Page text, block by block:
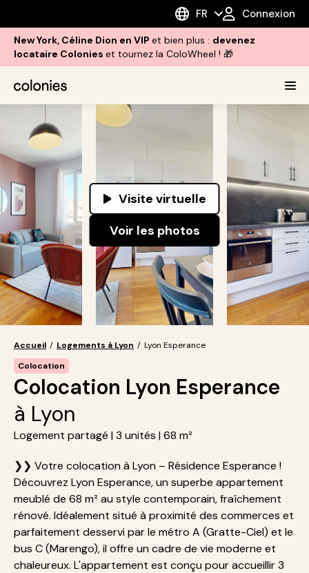
FR Connexion
New York, Céline Dion en VIP et bien plus : devenez
locataire Colonies et tournez la ColoWheel ! 🎁
Visite virtuelle
Voir les photos
Accueil / Logements à Lyon / Lyon Esperance
Colocation
Colocation Lyon Esperance
à Lyon
Logement partagé | 3 unités | 68 m²
❯❯ Votre colocation à Lyon – Résidence Esperance !
Découvrez Lyon Esperance, un superbe appartement
meublé de 68 m² au style contemporain, fraîchement
rénové. Idéalement situé à proximité des commerces et
parfaitement desservi par le métro A (Gratte-Ciel) et le
bus C (Marengo), il offre un cadre de vie moderne et
chaleureux. L'appartement est conçu pour accueillir 3